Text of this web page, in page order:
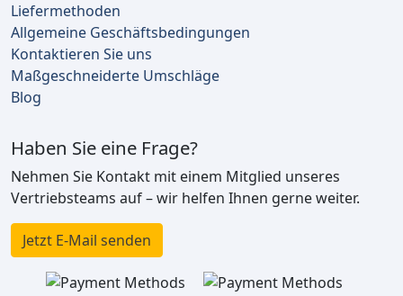
Liefermethoden
Allgemeine Geschäftsbedingungen
Kontaktieren Sie uns
Maßgeschneiderte Umschläge
Blog
Haben Sie eine Frage?
Nehmen Sie Kontakt mit einem Mitglied unseres
Vertriebsteams auf – wir helfen Ihnen gerne weiter.
Jetzt E-Mail senden